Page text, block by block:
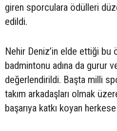
giren sporculara ödülleri
edildi.
Nehir Deniz’in elde ettiği bu
badmintonu adına da gurur
değerlendirildi. Başta milli
takım arkadaşları olmak
başarıya katkı koyan